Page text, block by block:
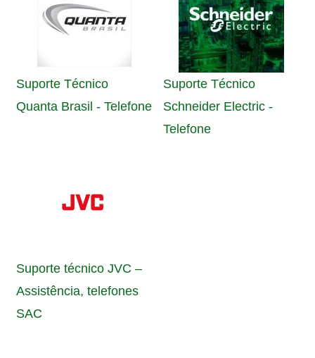
Suporte Técnico
Quanta Brasil - Telefone
Suporte Técnico
Schneider Electric -
Telefone
Suporte técnico JVC –
Assistência, telefones
SAC